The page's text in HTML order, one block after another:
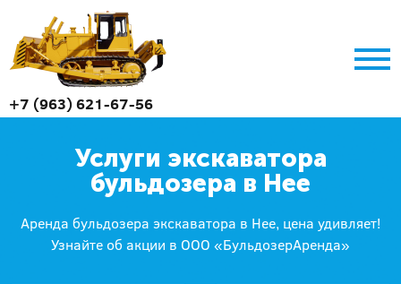
+7 (963) 621-67-56
Услуги экскаватора
бульдозера в Нее
Аренда бульдозера экскаватора в Нее, цена удивляет!
Узнайте об акции в ООО «БульдозерАренда»